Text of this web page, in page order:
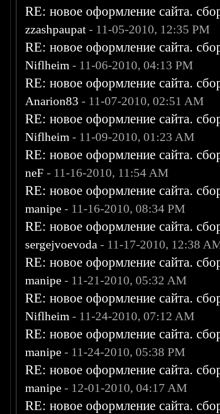
RE: новое оформление сайта.
zzashpaupat - 11-05-2010, 12:35 PM
RE: новое оформление сайта.
Niflheim - 11-06-2010, 04:13 PM
RE: новое оформление сайта.
Anarion83 - 11-07-2010, 02:51 AM
RE: новое оформление сайта.
Niflheim - 11-09-2010, 01:23 AM
RE: новое оформление сайта.
neF - 11-16-2010, 11:54 AM
RE: новое оформление сайта.
manipe - 11-16-2010, 08:34 PM
RE: новое оформление сайта.
sergejvoevoda - 11-17-2010, 12:38
RE: новое оформление сайта.
manipe - 11-21-2010, 05:32 AM
RE: новое оформление сайта.
Niflheim - 11-24-2010, 07:12 AM
RE: новое оформление сайта.
manipe - 11-24-2010, 05:38 PM
RE: новое оформление сайта.
manipe - 12-01-2010, 04:17 AM
RE: новое оформление сайта.